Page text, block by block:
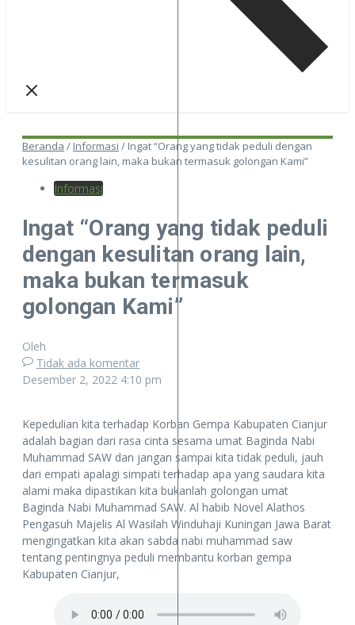
Beranda / Informasi / Ingat “Orang yang tidak peduli dengan
kesulitan orang lain, maka bukan termasuk golongan Kami”
Informasi
Ingat “Orang yang tidak peduli
dengan kesulitan orang lain,
maka bukan termasuk
golongan Kami”
Oleh
Tidak ada komentar
Desember 2, 2022 4:10 pm
Kepedulian kita terhadap Korban Gempa Kabupaten Cianjur
adalah bagian dari rasa cinta sesama umat Baginda Nabi
Muhammad SAW dan jangan sampai kita tidak peduli, jauh
dari empati apalagi simpati terhadap apa yang saudara kita
alami maka dipastikan kita bukanlah golongan umat
Baginda Nabi Muhammad SAW. Al habib Novel Alathos
Pengasuh Majelis Al Wasilah Winduhaji Kuningan Jawa Barat
mengingatkan kita akan sabda nabi muhammad saw
tentang pentingnya peduli membantu korban gempa
Kabupaten Cianjur,